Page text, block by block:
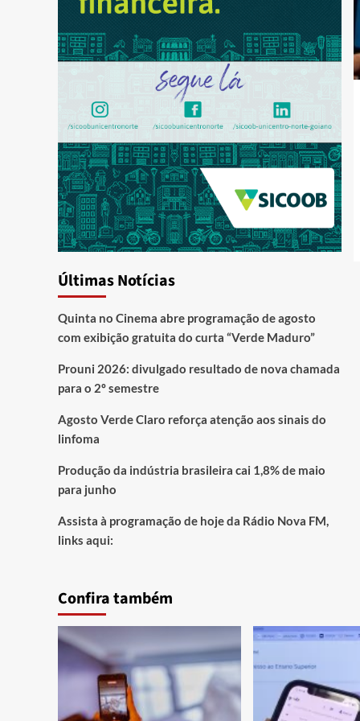
Últimas Notícias
Quinta no Cinema abre programação de agosto
com exibição gratuita do curta “Verde Maduro”
Prouni 2026: divulgado resultado de nova chamada
para o 2º semestre
Agosto Verde Claro reforça atenção aos sinais do
linfoma
Produção da indústria brasileira cai 1,8% de maio
para junho
Assista à programação de hoje da Rádio Nova FM,
links aqui:
Confira também